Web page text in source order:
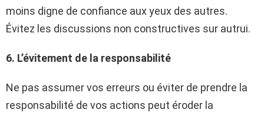
moins digne de confiance aux yeux des autres.
Évitez les discussions non constructives sur autrui.
6. L’évitement de la responsabilité
Ne pas assumer vos erreurs ou éviter de prendre la
responsabilité de vos actions peut éroder la